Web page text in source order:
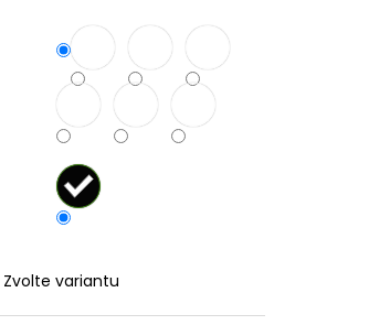
Zvolte variantu